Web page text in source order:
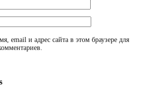
email и адрес сайта в этом браузере для